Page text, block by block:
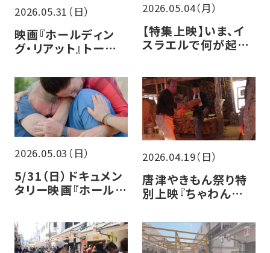
2026.05.31（日）
映画『ホールディン
グ・リアット』トークイ
2026.05.04（月）
【特集上映】いま、イ
スラエルで何が起き
2026.05.03（日）
5/31（日）ドキュメン
タリー映画『ホールデ
2026.04.19（日）
唐津やきもん祭り特
別上映『ちゃわんや
旅人－』